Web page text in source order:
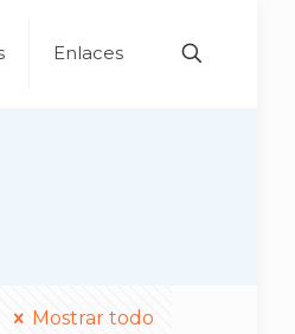
Enlaces
Mostrar todo